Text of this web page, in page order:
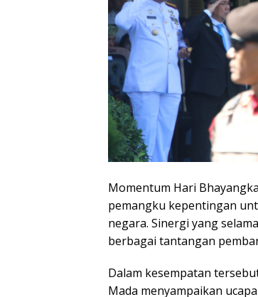
Momentum Hari
pemangku kepentingan
negara. Sinergi yang
berbagai tantangan
Dalam kesempatan
Mada menyampaikan